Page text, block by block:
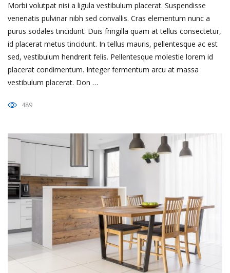
Morbi volutpat nisi a ligula vestibulum placerat. Suspendisse
venenatis pulvinar nibh sed convallis. Cras elementum nunc a
purus sodales tincidunt. Duis fringilla quam at tellus consectetur,
id placerat metus tincidunt. In tellus mauris, pellentesque ac est
sed, vestibulum hendrerit felis. Pellentesque molestie lorem id
placerat condimentum. Integer fermentum arcu at massa
vestibulum placerat. Don …
489